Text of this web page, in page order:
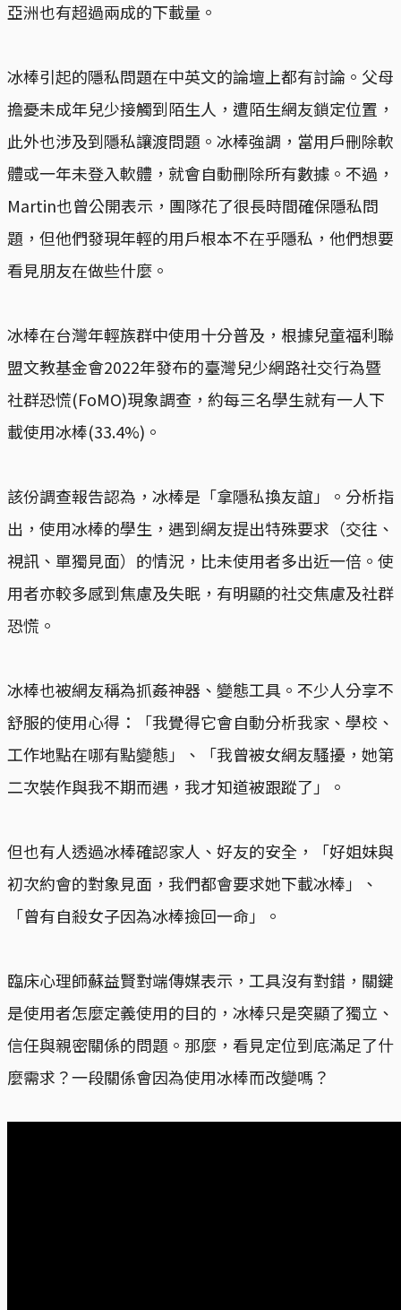
亞洲也有超過兩成的下載量。
冰棒引起的隱私問題在中英文的論壇上都有討論。父母
擔憂未成年兒少接觸到陌生人，遭陌生網友鎖定位置，
此外也涉及到隱私讓渡問題。冰棒強調，當用戶刪除軟
體或一年未登入軟體，就會自動刪除所有數據。不過，
Martin也曾公開表示，團隊花了很長時間確保隱私問
題，但他們發現年輕的用戶根本不在乎隱私，他們想要
看見朋友在做些什麼。
冰棒在台灣年輕族群中使用十分普及，根據兒童福利聯
盟文教基金會2022年發布的臺灣兒少網路社交行為暨
社群恐慌(FoMO)現象調查，約每三名學生就有一人下
載使用冰棒(33.4%)。
該份調查報告認為，冰棒是「拿隱私換友誼」。分析指
出，使用冰棒的學生，遇到網友提出特殊要求（交往、
視訊、單獨見面）的情況，比未使用者多出近一倍。使
用者亦較多感到焦慮及失眠，有明顯的社交焦慮及社群
恐慌。
冰棒也被網友稱為抓姦神器、變態工具。不少人分享不
舒服的使用心得：「我覺得它會自動分析我家、學校、
工作地點在哪有點變態」、「我曾被女網友騷擾，她第
二次裝作與我不期而遇，我才知道被跟蹤了」。
但也有人透過冰棒確認家人、好友的安全，「好姐妹與
初次約會的對象見面，我們都會要求她下載冰棒」、
「曾有自殺女子因為冰棒撿回一命」。
臨床心理師蘇益賢對端傳媒表示，工具沒有對錯，關鍵
是使用者怎麼定義使用的目的，冰棒只是突顯了獨立、
信任與親密關係的問題。那麼，看見定位到底滿足了什
麼需求？一段關係會因為使用冰棒而改變嗎？